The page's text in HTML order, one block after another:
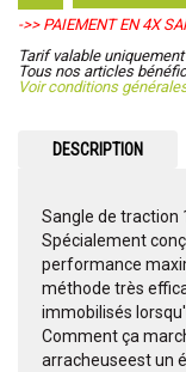
->> PAIEMENT EN 4X
Tarif valable
Tous nos articles
Voir conditions
DESCRIPTION
Sangle de traction
Spécialement
performance
méthode très
immobilisés
Comment ça
arracheuseest un